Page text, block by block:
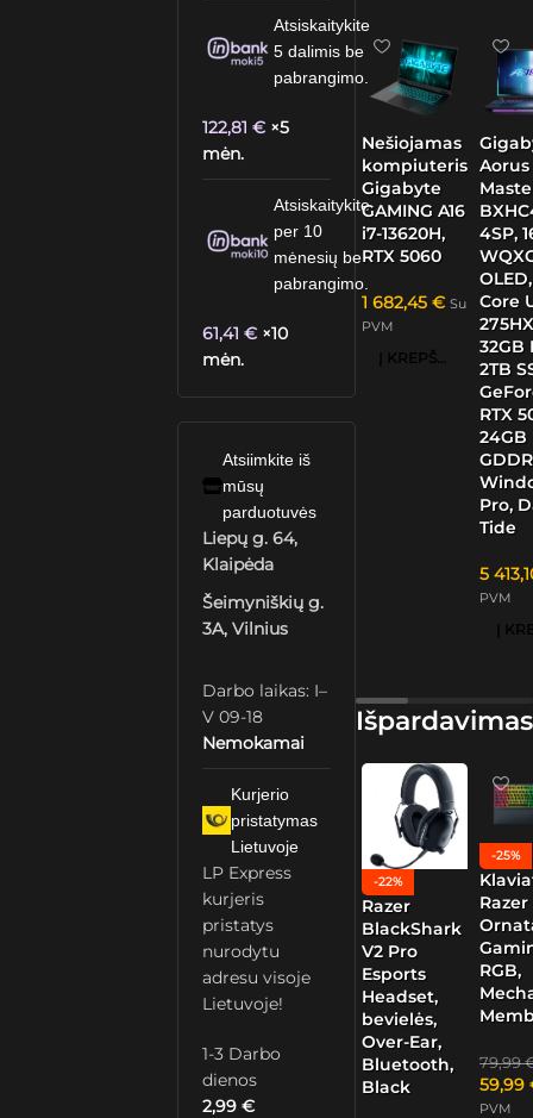
Atsiskaitykite
5 dalimis be
pabrangimo.
122,81€ ×5
mėn.
Atsiskaitykite
per 10
mėnesių be
pabrangimo.
61,41€ ×10
mėn.
Atsiimkite iš
mūsų
parduotuvės
Liepų g. 64,
Klaipėda
Šeimyniškių g.
3A, Vilnius
Darbo laikas: I–
V 09-18
Nemokamai
Kurjerio
pristatymas
Lietuvoje
LP Express
kurjeris
pristatys
nurodytu
adresu visoje
Lietuvoje!
1-3 Darbo
dienos
2,99€
Nešiojamas
kompiuteris
Gigabyte
GAMING A16
i7-13620H,
RTX 5060
1 682,45 € Su
PVM
Į KREPŠELĮ
Aorus
4SP,
Core
32GB
2TB
RTX
24GB
Pro,
Tide
5
PVM
Išpardavimas
-22%
Razer
BlackShark
V2 Pro
Esports
Headset,
bevielės,
Over-Ear,
Bluetooth,
Black
-25%
Razer
RGB,
79,99
59,99
PVM